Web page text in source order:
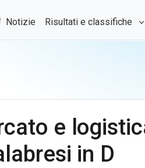
Notizie Risultati e classifiche
e
in D